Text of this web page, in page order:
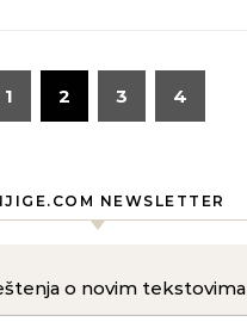
1 2 3 4
NEWSLETTER
o novim tekstovima